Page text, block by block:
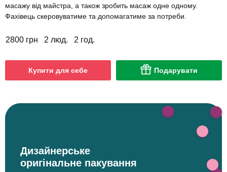
масажу від майстра, а також зробить масаж одне одному.
Фахівець скеровуватиме та допомагатиме за потреби.
2800 грн 2 люд. 2 год.
Купити для себе Подарувати
Дизайнерське
оригінальне пакування